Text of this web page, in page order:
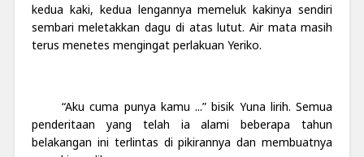
kedua kaki, kedua lengannya memeluk kakinya sendiri
sembari meletakkan dagu di atas lutut. Air mata masih
terus menetes mengingat perlakuan Yeriko.
“Aku cuma punya kamu ...” bisik Yuna lirih. Semua
penderitaan yang telah ia alami beberapa tahun
belakangan ini terlintas di pikirannya dan membuatnya